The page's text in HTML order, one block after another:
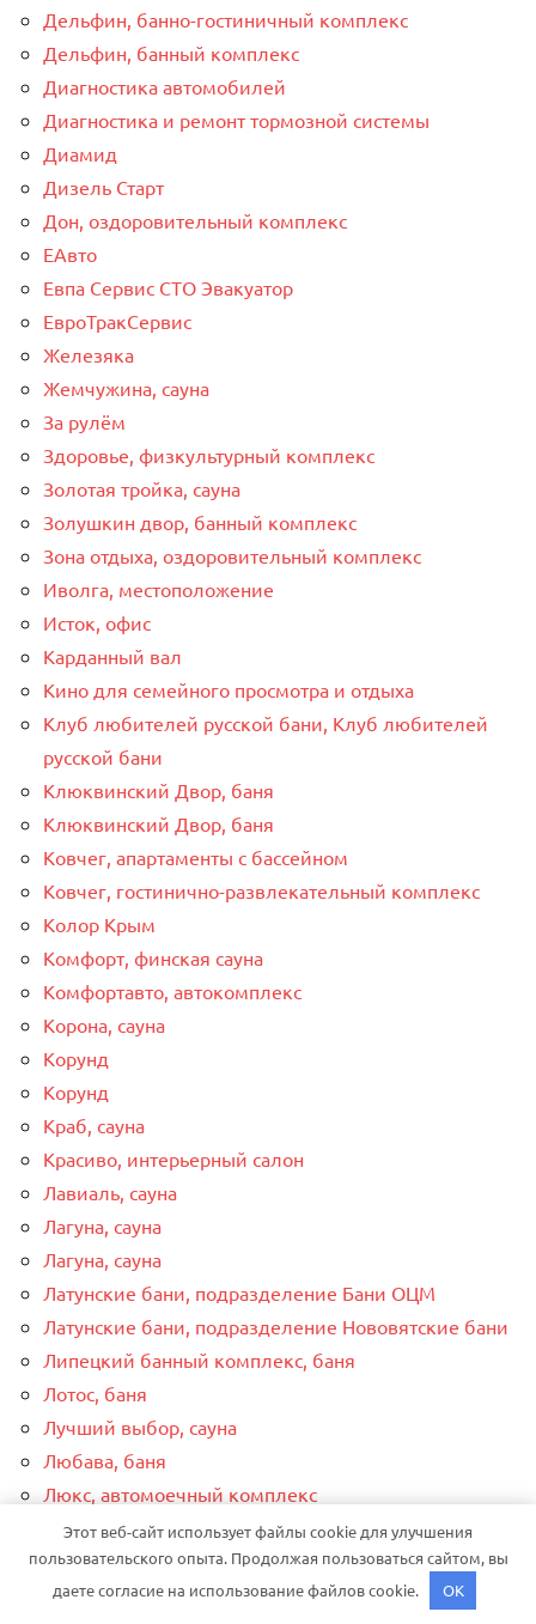
Дельфин, банно-гостиничный комплекс
Дельфин, банный комплекс
Диагностика автомобилей
Диагностика и ремонт тормозной системы
Диамид
Дизель Старт
Дон, оздоровительный комплекс
ЕАвто
Евпа Сервис СТО Эвакуатор
ЕвроТракСервис
Железяка
Жемчужина, сауна
За рулём
Здоровье, физкультурный комплекс
Золотая тройка, сауна
Золушкин двор, банный комплекс
Зона отдыха, оздоровительный комплекс
Иволга, местоположение
Исток, офис
Карданный вал
Кино для семейного просмотра и отдыха
Клуб любителей русской бани, Клуб любителей
русской бани
Клюквинский Двор, баня
Клюквинский Двор, баня
Ковчег, апартаменты с бассейном
Ковчег, гостинично-развлекательный комплекс
Колор Крым
Комфорт, финская сауна
Комфортавто, автокомплекс
Корона, сауна
Корунд
Корунд
Краб, сауна
Красиво, интерьерный салон
Лавиаль, сауна
Лагуна, сауна
Лагуна, сауна
Латунские бани, подразделение Бани ОЦМ
Латунские бани, подразделение Нововятские бани
Липецкий банный комплекс, баня
Лотос, баня
Лучший выбор, сауна
Любава, баня
Люкс, автомоечный комплекс
Люкс, сауна
Магистраль
Майами, сауна
Этот веб-сайт использует файлы cookie для улучшения
пользовательского опыта. Продолжая пользоваться сайтом, вы
даете согласие на использование файлов cookie.
OK